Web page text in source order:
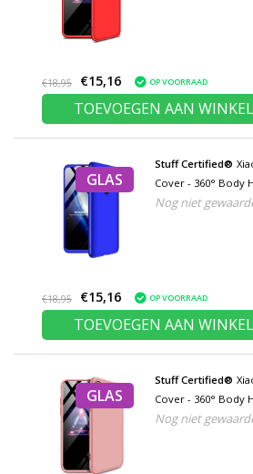
€18,95 €15,16 OP VOORRAAD
TOEVOEGEN AAN
GLAS
Stuff Certified®
Cover - 360° Body
Screenprotector
Nog niet
€18,95 €15,16 OP VOORRAAD
TOEVOEGEN AAN
GLAS
Stuff Certified®
Cover - 360° Body
Screenprotector
Nog niet